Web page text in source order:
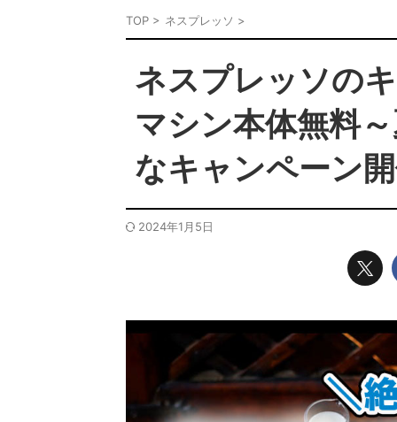
TOP > ネスプレッソ >
ネスプレッソの
マシン本体無料
なキャンペーン
2024年1月5日